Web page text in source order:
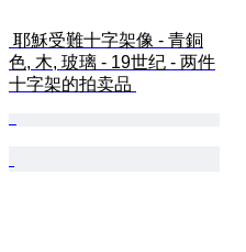
色, 木, 玻璃 - 19世纪 - 两件
十字架的拍卖品